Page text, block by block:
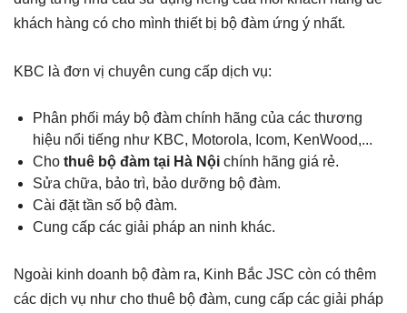
khách hàng có cho mình thiết bị bộ đàm ứng ý nhất.
KBC là đơn vị chuyên cung cấp dịch vụ:
Phân phối máy bộ đàm chính hãng của các thương
hiệu nổi tiếng như KBC, Motorola, Icom, KenWood,...
Cho thuê bộ đàm tại Hà Nội chính hãng giá rẻ.
Sửa chữa, bảo trì, bảo dưỡng bộ đàm.
Cài đặt tần số bộ đàm.
Cung cấp các giải pháp an ninh khác.
Ngoài kinh doanh bộ đàm ra, Kinh Bắc JSC còn có thêm
các dịch vụ như cho thuê bộ đàm, cung cấp các giải pháp